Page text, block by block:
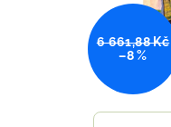
6 661,88 Kč
–8 %